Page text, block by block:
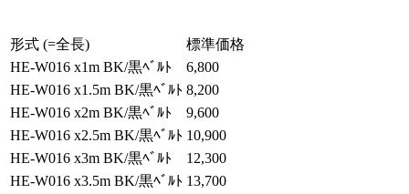
形式 (=全長)
標準価格
HE-W016 x1m BK/黒ﾍﾞﾙﾄ
6,800
HE-W016 x1.5m BK/黒ﾍﾞﾙﾄ 8,200
HE-W016 x2m BK/黒ﾍﾞﾙﾄ
9,600
HE-W016 x2.5m BK/黒ﾍﾞﾙﾄ 10,900
HE-W016 x3m BK/黒ﾍﾞﾙﾄ
12,300
HE-W016 x3.5m BK/黒ﾍﾞﾙﾄ 13,700